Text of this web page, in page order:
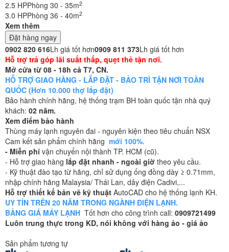
2.5 HPPhòng 30 - 35m2
3.0 HPPhòng 36 - 40m2
Xem thêm
Đặt hàng ngay
0902 820 616Lh giá tốt hơn0909 811 373Lh giá tốt hơn
Hỗ trợ trả góp lãi suất thấp, quẹt thẻ tận nơi.
Mở cửa từ 08 - 18h cả T7, CN.
HỖ TRỢ GIAO HÀNG - LẮP ĐẶT - BẢO TRÌ TẬN NƠI TOÀN
QUỐC (Hơn 10.000 thợ lắp đặt)
Bảo hành chính hãng, hệ thống trạm BH toàn quốc tận nhà quý
khách: 02 năm.
Xem điểm bảo hành
Thùng máy lạnh nguyên đai - nguyên kiện theo tiêu chuẩn NSX
Cam kết sản phẩm chính hãng mới 100%.
- Miễn phí vận chuyển nội thành TP. HCM (cũ).
- Hỗ trợ giao hàng lắp đặt nhanh - ngoài giờ theo yêu cầu.
- Kỹ thuật đào tạo từ hãng, chỉ sử dụng ống đồng dày ≥ 0.71mm,
nhập chính hãng Malaysia/ Thái Lan, dây điện Cadivi,...
Hỗ trợ thiết kế bản vẽ kỹ thuật AutoCAD cho hệ thống lạnh KH.
UY TÍN TRÊN 20 NĂM TRONG NGÀNH ĐIỆN LẠNH.
BẢNG GIÁ MÁY LẠNH Tốt hơn cho công trình call: 0909721499
Luôn trung thực trong KD, nói không với hàng ảo - giá ảo
Sản phẩm tương tự